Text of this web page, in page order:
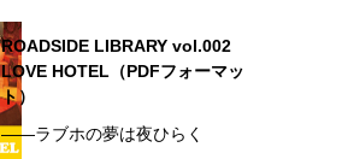
ROADSIDE LIBRARY vol.002
LOVE HOTEL（PDFフォーマッ
ト）
――ラブホの夢は夜ひらく